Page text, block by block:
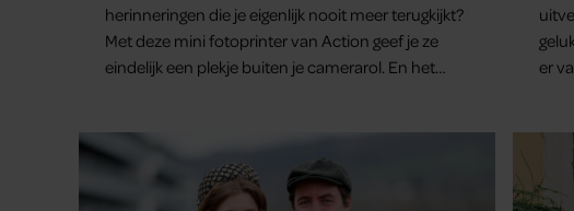
herinneringen die je eigenlijk nooit meer terugkijkt?
Met deze mini fotoprinter van Action geef je ze
eindelijk een plekje buiten je camerarol. En het
er